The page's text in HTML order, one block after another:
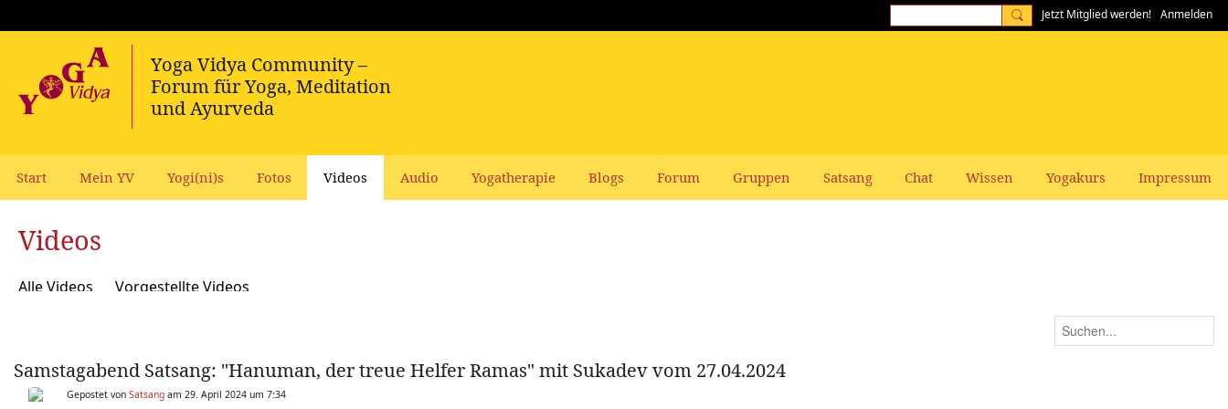
Jetzt Mitglied werden! Anmelden
Start Mein YV Yogi(ni)s Fotos Videos Audio Yogatherapie Blogs Forum Gruppen Satsang Chat Wissen Yogakurs Impressum
Videos
Alle Videos Vorgestellte Videos
Samstagabend Satsang: "Hanuman, der treue Helfer Ramas" mit Sukadev vom 27.04.2024
Gepostet von Satsang am 29. April 2024 um 7:34